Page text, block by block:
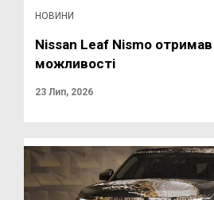
НОВИНИ
Nissan Leaf Nismo
можливості
23 Лип, 2026